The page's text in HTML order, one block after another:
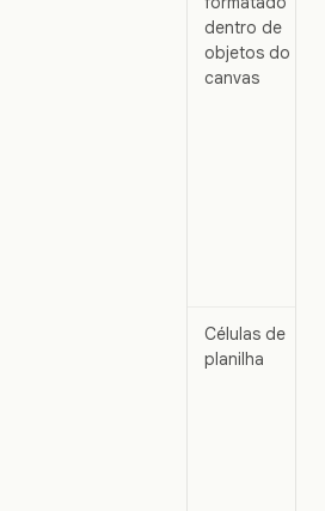
dentro de
objetos do
canvas
Células de
planilha